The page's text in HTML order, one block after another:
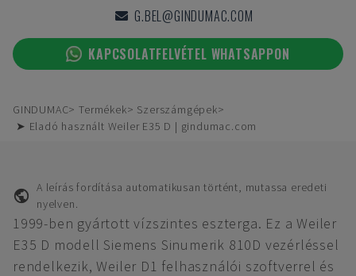
G.BEL@GINDUMAC.COM
KAPCSOLATFELVÉTEL WHATSAPPON
GINDUMAC Termékek
Szerszámgépek
➤ Eladó használt Weiler E35 D | gindumac.com
A leírás fordítása automatikusan történt, mutassa eredeti
nyelven.
1999-ben gyártott vízszintes eszterga. Ez a Weiler
E35 D modell Siemens Sinumerik 810D vezérléssel
rendelkezik, Weiler D1 felhasználói szoftverrel és